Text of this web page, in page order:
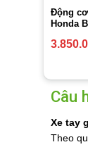
Động
Honda
Câu
Xe tay
Theo